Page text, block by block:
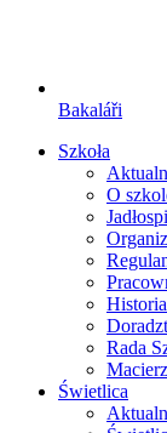
Bakaláři
Szkoła
O
Rada
Świetlica